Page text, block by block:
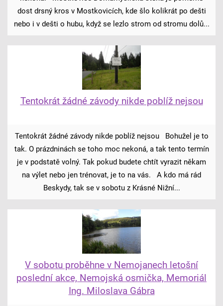
dost drsný kros v Mostkovicích, kde šlo kolikrát po dešti
nebo i v dešti o hubu, když se lezlo strom od stromu dolů...
Tentokrát žádné závody nikde poblíž nejsou
Tentokrát žádné závody nikde poblíž nejsou Bohužel je to
tak. O prázdninách se toho moc nekoná, a tak tento termín
je v podstatě volný. Tak pokud budete chtít vyrazit někam
na výlet nebo jen trénovat, je to na vás. A kdo má rád
Beskydy, tak se v sobotu z Krásné Nižní...
V sobotu proběhne v Nemojanech letošní
poslední akce, Nemojská osmička, Memoriál
Ing. Miloslava Gábra